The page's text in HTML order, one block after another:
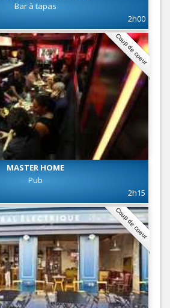
Bar à tapas
2h00
Coup de coeur
MASTER HOME
Pub
2h15
Coup de coeur